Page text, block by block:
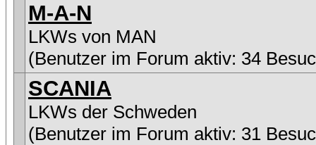
M-A-N
LKWs von MAN
(Benutzer im Forum aktiv: 34
SCANIA
LKWs der Schweden
(Benutzer im Forum aktiv: 31